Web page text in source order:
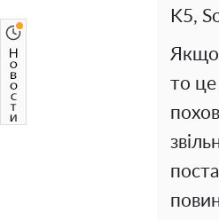
K5,
Якщо
то це